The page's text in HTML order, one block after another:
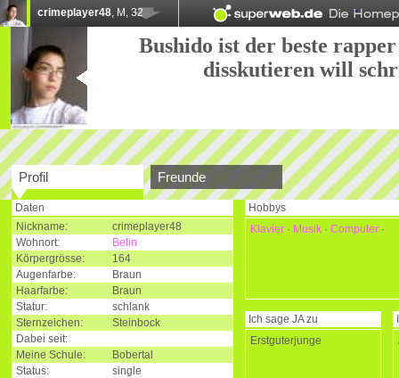
crimeplayer48, M, 32
Bushido ist der beste
disskutieren will
Profil Freunde
Daten
Nickname:
crimeplayer48
Wohnort:
Belin
Körpergrösse:
164
Augenfarbe:
Braun
Haarfarbe:
Braun
Statur:
schlank
Sternzeichen:
Steinbock
Dabei seit:
Meine Schule:
Bobertal
Status:
single
Hobbys
Klavier · Musik · Computer ·
Ich sage JAzu
Erstguterjunge